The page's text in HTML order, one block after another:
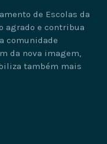
de Escolas da
agrado e contribua
comunidade
da nova imagem,
também mais